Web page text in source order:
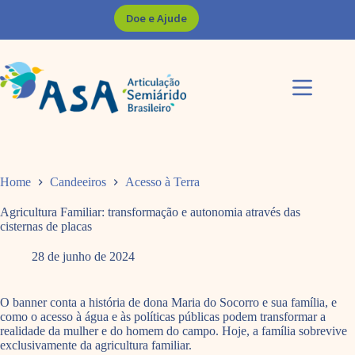
Doe e Ajude
Home Candeeiros Acesso à Terra
Agricultura Familiar: transformação e autonomia através das
cisternas de placas
28 de junho de 2024
O banner conta a história de dona Maria do Socorro e sua família, e
como o acesso à água e às políticas públicas podem transformar a
realidade da mulher e do homem do campo. Hoje, a família sobrevive
exclusivamente da agricultura familiar.